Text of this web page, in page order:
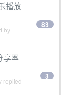
播放
by
83
享率
replied
3